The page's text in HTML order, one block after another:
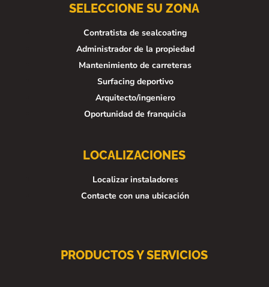
SELECCIONE SU ZONA
Contratista de sealcoating
Administrador de la propiedad
Mantenimiento de carreteras
Surfacing deportivo
Arquitecto/ingeniero
Oportunidad de franquicia
LOCALIZACIONES
Localizar instaladores
Contacte con una ubicación
PRODUCTOS Y SERVICIOS